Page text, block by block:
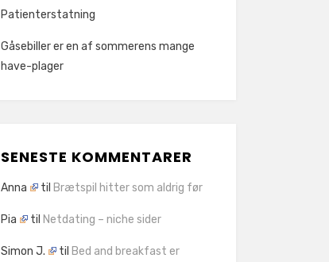
Patienterstatning
Gåsebiller er en af sommerens mange
have-plager
SENESTE KOMMENTARER
Anna til Brætspil hitter som aldrig før
Pia til Netdating – niche sider
Simon J. til Bed and breakfast er